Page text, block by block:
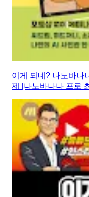
이게 되네? 나노바나
제 [나노바나나 프로